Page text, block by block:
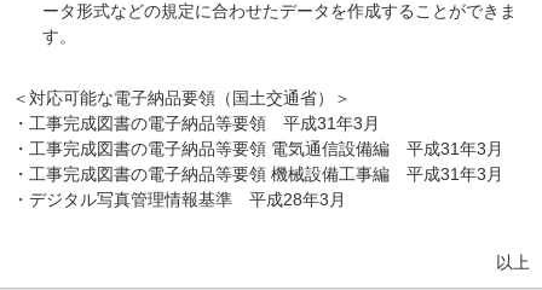
ータ形式などの規定に合わせたデータを作成することができま
す。
＜対応可能な電子納品要領（国土交通省）＞
・工事完成図書の電子納品等要領 平成31年3月
・工事完成図書の電子納品等要領 電気通信設備編 平成31年3月
・工事完成図書の電子納品等要領 機械設備工事編 平成31年3月
・デジタル写真管理情報基準 平成28年3月
以上